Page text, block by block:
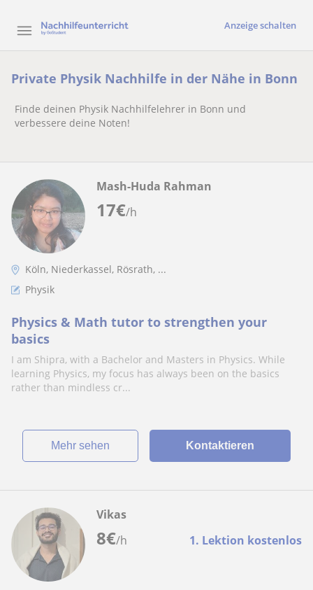
Anzeige schalten
Private Physik Nachhilfe in der Nähe in Bonn
Finde deinen Physik Nachhilfelehrer in Bonn und
verbessere deine Noten!
17€/h
Mash-Huda Rahman
Köln, Niederkassel, Rösrath, ...
Physik
Physics & Math tutor to strengthen your
basics
I am Shipra, with a Bachelor and Masters in Physics. While
learning Physics, my focus has always been on the basics
rather than mindless cr...
Mehr sehen Kontaktieren
8€/h 1. Lektion kostenlos
Vikas